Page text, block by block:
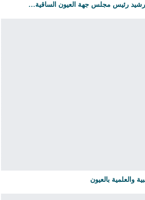
رئيس مجلس جهة العيون الساقية…
والعلمية بالعيون